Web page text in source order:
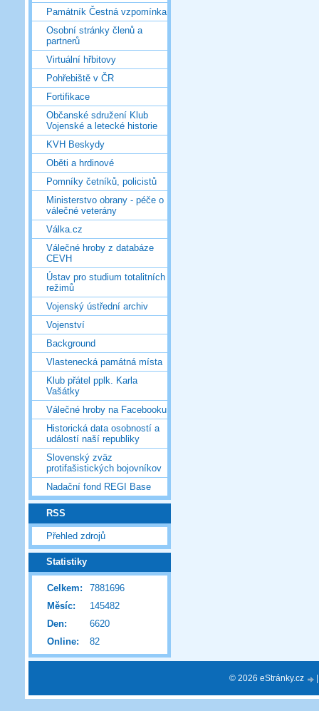
Památník Čestná vzpomínka
Osobní stránky členů a
partnerů
Virtuální hřbitovy
Pohřebiště v ČR
Fortifikace
Občanské sdružení Klub
Vojenské a letecké historie
KVH Beskydy
Oběti a hrdinové
Pomníky četníků, policistů
Ministerstvo obrany - péče o
válečné veterány
Válka.cz
Válečné hroby z databáze
CEVH
Ústav pro studium totalitních
režimů
Vojenský ústřední archiv
Vojenství
Background
Vlastenecká památná místa
Klub přátel pplk. Karla
Vašátky
Válečné hroby na Facebooku
Historická data osobností a
událostí naší republiky
Slovenský zväz
protifašistických bojovníkov
Nadační fond REGI Base
RSS
Přehled zdrojů
Statistiky
Online: 82
Celkem:
7881696
Měsíc:
145482
Den:
6620
© 2026 eStránky.cz